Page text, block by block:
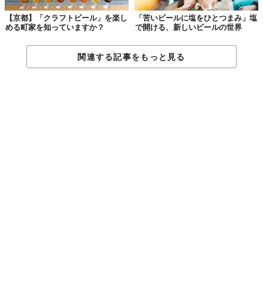
り1,160円近いポテチがどんなものだったのか。その味を想像をす
るほかない。
【京都】「クラフトビール」を楽し
める町家を知っていますか？
「苦いビールに塩をひとつまみ」塩
で開ける、新しいビールの世界
関連する記事をもっと見る